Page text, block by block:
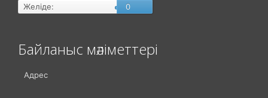
Желіде:
0
Байланыс мәліметтері
Адрес